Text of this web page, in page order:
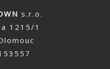
s.r.o.
1215/1